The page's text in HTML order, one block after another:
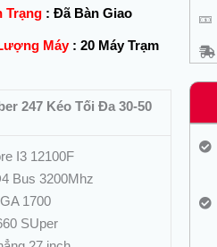
Trạng :Đã Bàn Giao
Máy :20 Máy Trạm
247 Kéo Tối Đa 30-50
I3 12100F
Bus 3200Mhz
1700
SUper